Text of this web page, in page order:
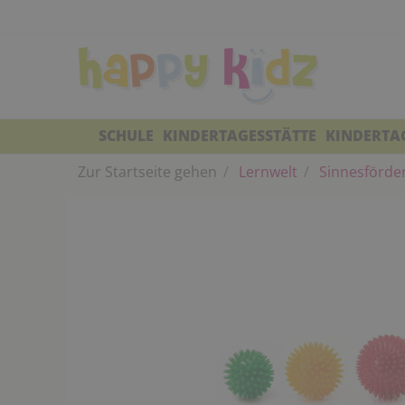
SCHULE KINDERTAGESSTÄTTE
Zur Startseite gehen
Lernwelt